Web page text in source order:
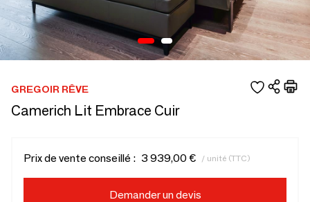
GREGOIR RÊVE
Camerich Lit Embrace Cuir
Prix de vente conseillé : 3 939,00 € / unité (TTC)
Demander un devis